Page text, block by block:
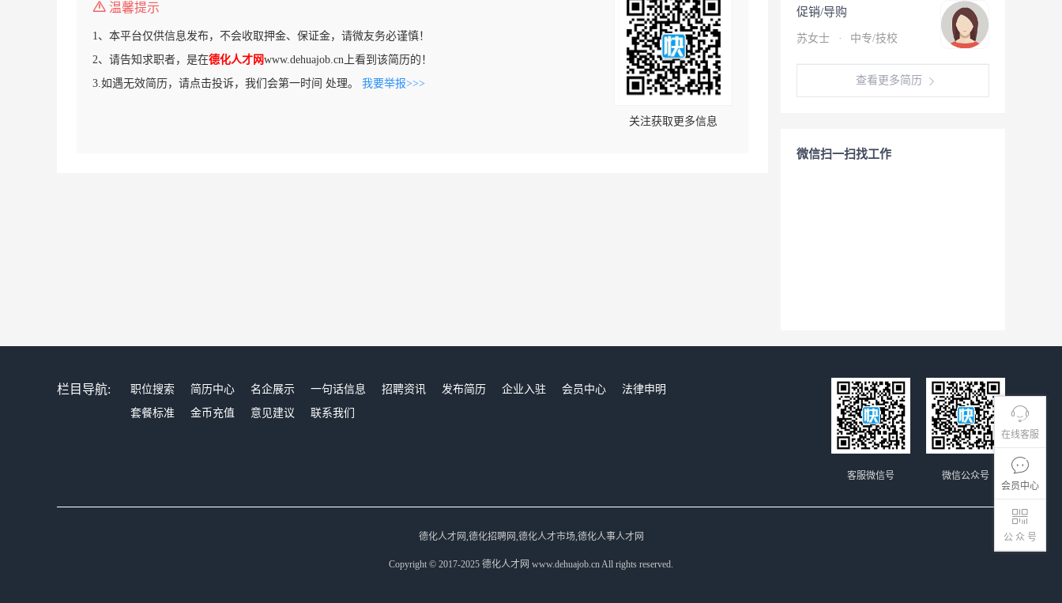
在线客服
会员中心
公 众 号
温馨提示
1、本平台仅供信息发布，不会收取押金、保证金，请微友务必谨慎！
2、请告知求职者，是在德化人才网www.dehuajob.cn上看到该简历的！
3.如遇无效简历，请点击投诉，我们会第一时间 处理。 我要举报>>>
关注获取更多信息
促销/导购
苏女士 · 中专/技校
查看更多简历
微信扫一扫找工作
栏目导航: 职位搜索 简历中心 名企展示 一句话信息 招聘资讯 发布简历 企业入驻 会员中心
法律申明
套餐标准
金币充值 意见建议 联系我们
微信公众号
客服微信号
德化人才网,德化招聘网,德化人才市场,德化人事人才网
Copyright © 2017-2025 德化人才网 www.dehuajob.cn All rights reserved.